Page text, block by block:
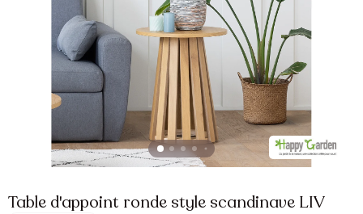
Table d'appoint ronde style scandinave LIV